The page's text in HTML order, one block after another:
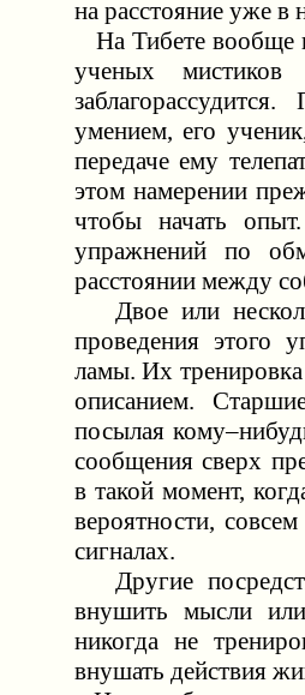
на расстояние уже в
На Тибете вообще
ученых
умением, его
передаче ему
этом намерении
чтобы начать
упражнений по
расстоянии между
Двое или
проведения этого
ламы. Их
описанием.
посылая
сообщения сверх
в такой момент,
вероятности,
сигналах.
Другие
внушить мысли
никогда не
внушать действия